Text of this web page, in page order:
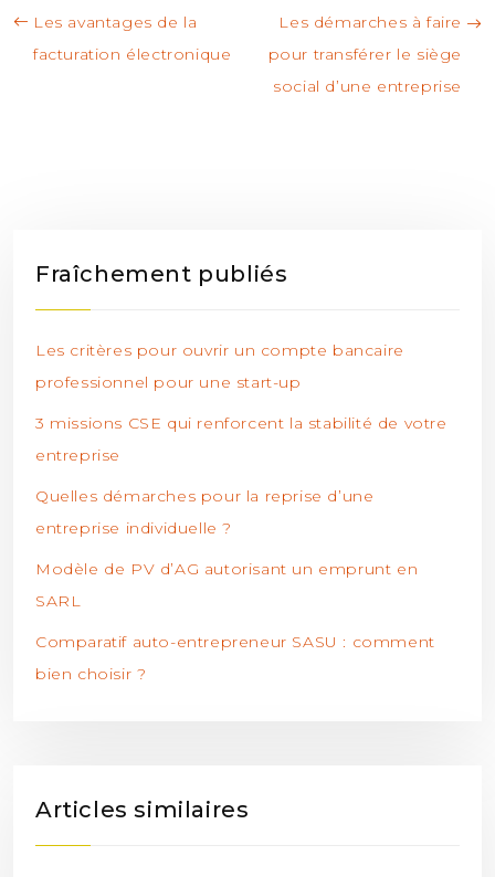
Les avantages de la
facturation électronique
Les démarches à faire
pour transférer le siège
social d’une entreprise
Fraîchement publiés
Les critères pour ouvrir un compte bancaire
professionnel pour une start-up
3 missions CSE qui renforcent la stabilité de votre
entreprise
Quelles démarches pour la reprise d’une
entreprise individuelle ?
Modèle de PV d’AG autorisant un emprunt en
SARL
Comparatif auto-entrepreneur SASU : comment
bien choisir ?
Articles similaires